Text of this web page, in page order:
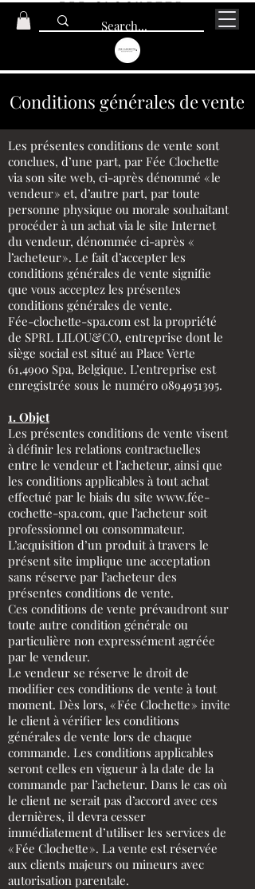
Conditions générales de vente
Les présentes conditions de vente sont
conclues, d’une part, par Fée Clochette
via son site web, ci-après dénommé « le
vendeur » et, d’autre part, par toute
personne physique ou morale souhaitant
procéder à un achat via le site Internet
du vendeur, dénommée ci-après «
l’acheteur ». Le fait d’accepter les
conditions générales de vente signifie
que vous acceptez les présentes
conditions générales de vente.
Fée-clochette-spa.com est la propriété
de SPRL LILOU&CO, entreprise dont le
siège social est situé au Place Verte
61,4900 Spa, Belgique. L’entreprise est
enregistrée sous le numéro 0894951395.
1. Objet
Les présentes conditions de vente visent
à définir les relations contractuelles
entre le vendeur et l’acheteur, ainsi que
les conditions applicables à tout achat
effectué par le biais du site www.fée-
cochette-spa.com, que l’acheteur soit
professionnel ou consommateur.
L’acquisition d’un produit à travers le
présent site implique une acceptation
sans réserve par l’acheteur des
présentes conditions de vente.
Ces conditions de vente prévaudront sur
toute autre condition générale ou
particulière non expressément agréée
par le vendeur.
Le vendeur se réserve le droit de
modifier ces conditions de vente à tout
moment. Dès lors, « Fée Clochette » invite
le client à vérifier les conditions
générales de vente lors de chaque
commande. Les conditions applicables
seront celles en vigueur à la date de la
commande par l’acheteur. Dans le cas où
le client ne serait pas d’accord avec ces
dernières, il devra cesser
immédiatement d’utiliser les services de
« Fée Clochette ». La vente est réservée
aux clients majeurs ou mineurs avec
autorisation parentale.